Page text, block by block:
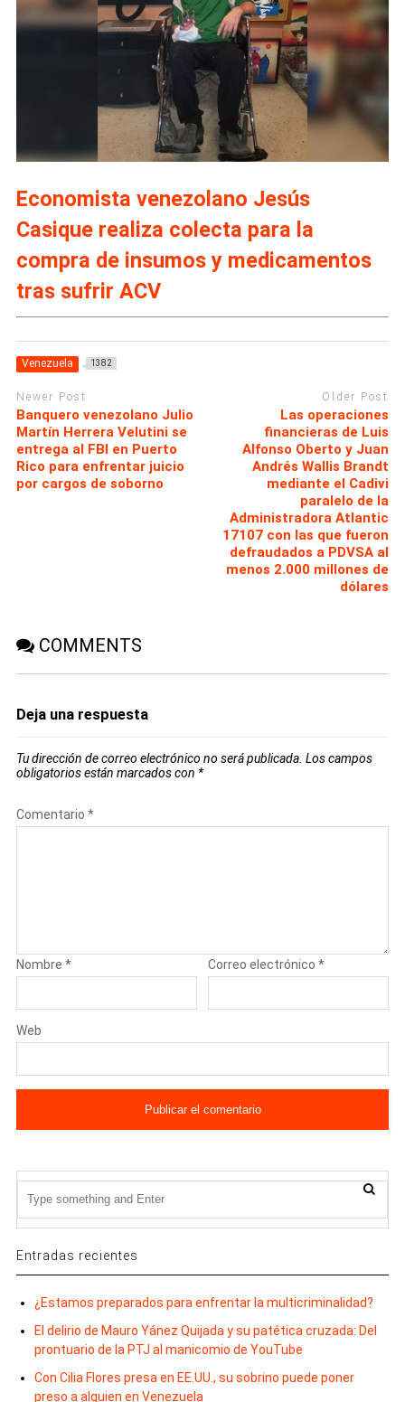
Economista venezolano Jesús
Casique realiza colecta para la
compra de insumos y medicamentos
tras sufrir ACV
Venezuela 1382
Newer Post
Banquero venezolano Julio
Martín Herrera Velutini se
entrega al FBI en Puerto
Rico para enfrentar juicio
por cargos de soborno
Older Post
Las operaciones
financieras de Luis
Alfonso Oberto y Juan
Andrés Wallis Brandt
mediante el Cadivi
paralelo de la
Administradora Atlantic
17107 con las que fueron
defraudados a PDVSA al
menos 2.000 millones de
dólares
COMMENTS
Deja una respuesta
Tu dirección de correo electrónico no será publicada. Los campos
obligatorios están marcados con *
Comentario *
Nombre * Correo electrónico*
Web
Entradas recientes
¿Estamos preparados para enfrentar la multicriminalidad?
El delirio de Mauro Yánez Quijada y su patética cruzada: Del
prontuario de la PTJ al manicomio de YouTube
Con Cilia Flores presa en EE.UU., su sobrino puede poner
preso a alguien en Venezuela